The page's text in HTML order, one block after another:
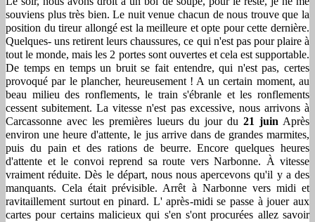
souviens plus très bien. Le nuit venue chacun de nous trouve que la
position du tireur allongé est la meilleure et opte pour cette dernière.
Quelques- uns retirent leurs chaussures, ce qui n'est pas pour plaire à
tout le monde, mais les 2 portes sont ouvertes et cela est supportable.
De temps en temps un bruit se fait entendre, qui n'est pas, certes
provoqué par le plancher, heureusement ! A un certain moment, au
beau milieu des ronflements, le train s'ébranle et les ronflements
cessent subitement. La vitesse n'est pas excessive, nous arrivons à
Carcassonne avec les premières lueurs du jour du 21 juin Après
environ une heure d'attente, le jus arrive dans de grandes marmites,
puis du pain et des rations de beurre. Encore quelques heures
d'attente et le convoi reprend sa route vers Narbonne. À vitesse
vraiment réduite. Dès le départ, nous nous apercevons qu'il y a des
manquants. Cela était prévisible. Arrêt à Narbonne vers midi et
ravitaillement surtout en pinard. L' après-midi se passe à jouer aux
cartes pour certains malicieux qui s'en s'ont procurées allez savoir